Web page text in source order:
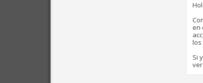
en
los
Si